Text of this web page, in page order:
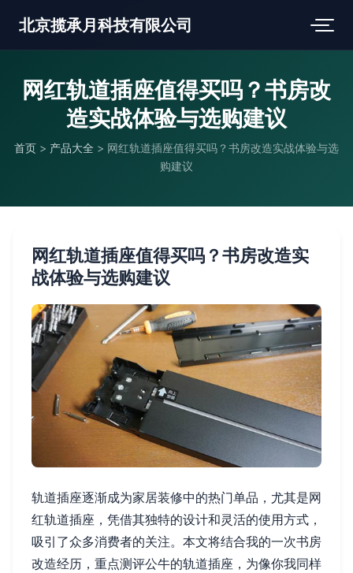
北京揽承月科技有限公司
网红轨道插座值得买吗？书房改
造实战体验与选购建议
首页 > 产品大全 > 网红轨道插座值得买吗？书房改造实战体验与选
购建议
网红轨道插座值得买吗？书房改造实
战体验与选购建议
轨道插座逐渐成为家居装修中的热门单品，尤其是网
红轨道插座，凭借其独特的设计和灵活的使用方式，
吸引了众多消费者的关注。本文将结合我的一次书房
改造经历，重点测评公牛的轨道插座，为像你我同样